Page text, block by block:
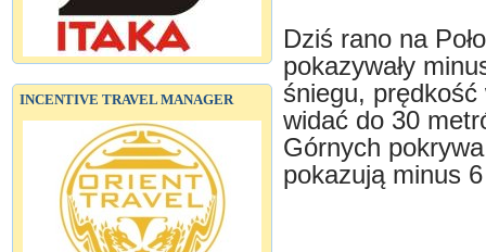
INCENTIVE TRAVEL MANAGER
Dziś rano na
pokazywały
śniegu, prędkość
widać do 30
Górnych
pokazują minus